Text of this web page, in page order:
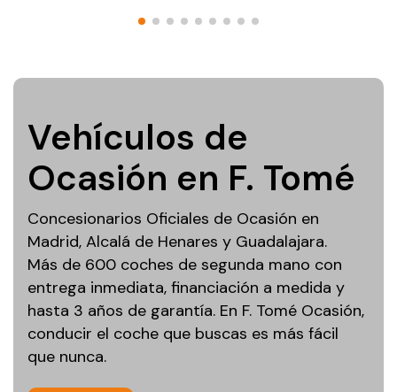
Vehículos de
Ocasión en F. Tomé
Concesionarios Oficiales de Ocasión en
Madrid, Alcalá de Henares y Guadalajara.
Más de 600 coches de segunda mano con
entrega inmediata, financiación a medida y
hasta 3 años de garantía. En F. Tomé Ocasión,
conducir el coche que buscas es más fácil
que nunca.